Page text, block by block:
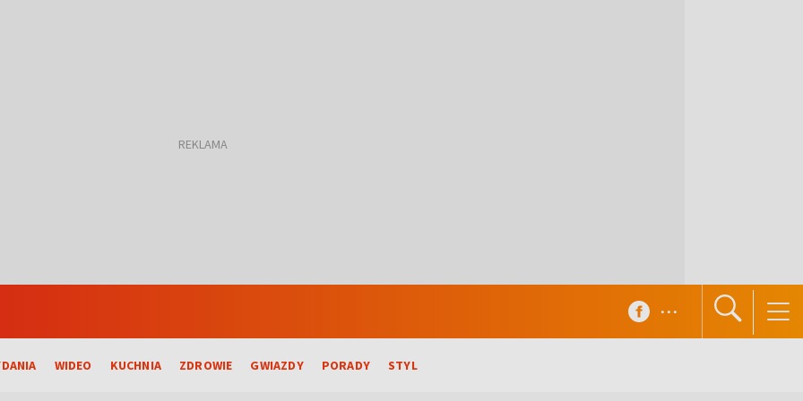
WIDEO KUCHNIA ZDROWIE GWIAZDY PORADY STYL
...